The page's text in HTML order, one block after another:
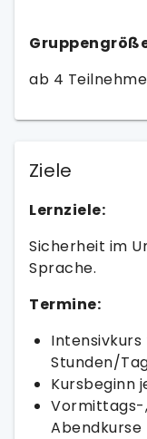
ab 4
Ziele
Lernziele:
Sicherheit im
Sprache.
Termine:
Intensivkurs
Stunden/
Kursbeginn
Vormittags-
Abendkurse